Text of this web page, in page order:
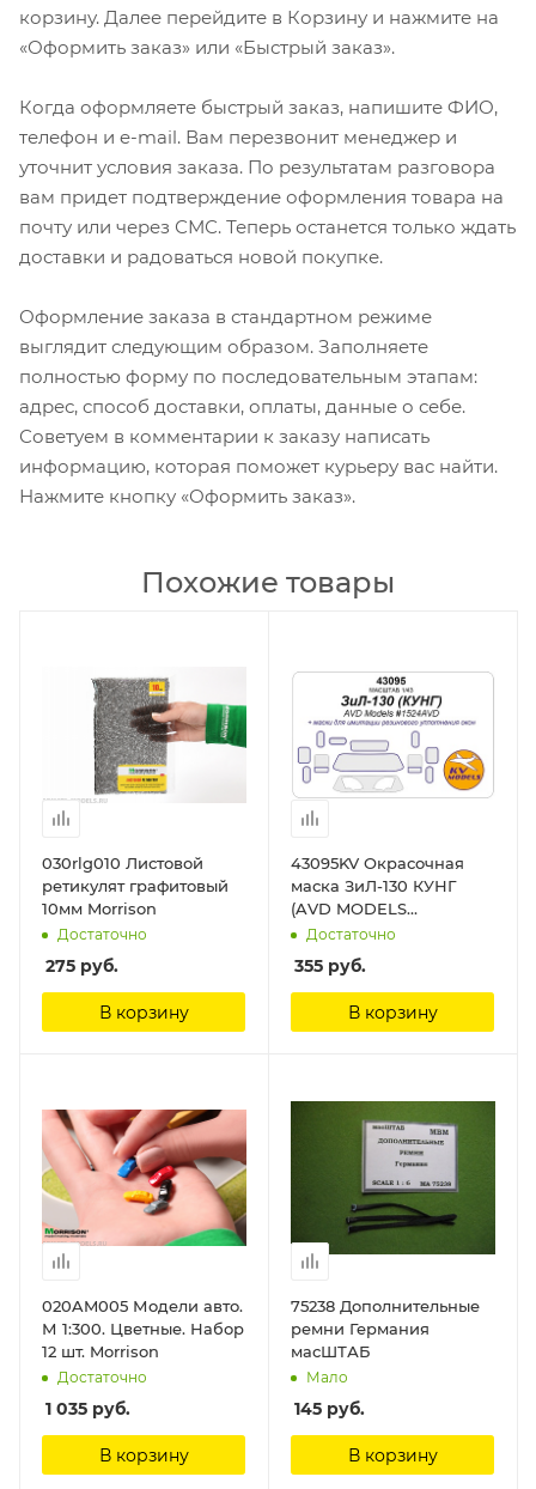
корзину. Далее перейдите в Корзину и нажмите на
«Оформить заказ» или «Быстрый заказ».
Когда оформляете быстрый заказ, напишите ФИО,
телефон и e-mail. Вам перезвонит менеджер и
уточнит условия заказа. По результатам разговора
вам придет подтверждение оформления товара на
почту или через СМС. Теперь останется только ждать
доставки и радоваться новой покупке.
Оформление заказа в стандартном режиме
выглядит следующим образом. Заполняете
полностью форму по последовательным этапам:
адрес, способ доставки, оплаты, данные о себе.
Советуем в комментарии к заказу написать
информацию, которая поможет курьеру вас найти.
Нажмите кнопку «Оформить заказ».
Похожие товары
030rlg010 Листовой
ретикулят графитовый
10мм Morrison
Достаточно
275 руб.
В корзину
43095KV Окрасочная
маска ЗиЛ-130 КУНГ
(AVD MODELS
#1524AVD) KV Models
Достаточно
355 руб.
В корзину
020AM005 Модели авто.
М 1:300. Цветные. Набор
12 шт. Morrison
Достаточно
1 035 руб.
В корзину
75238 Дополнительные
ремни Германия
масШТАБ
Мало
145 руб.
В корзину